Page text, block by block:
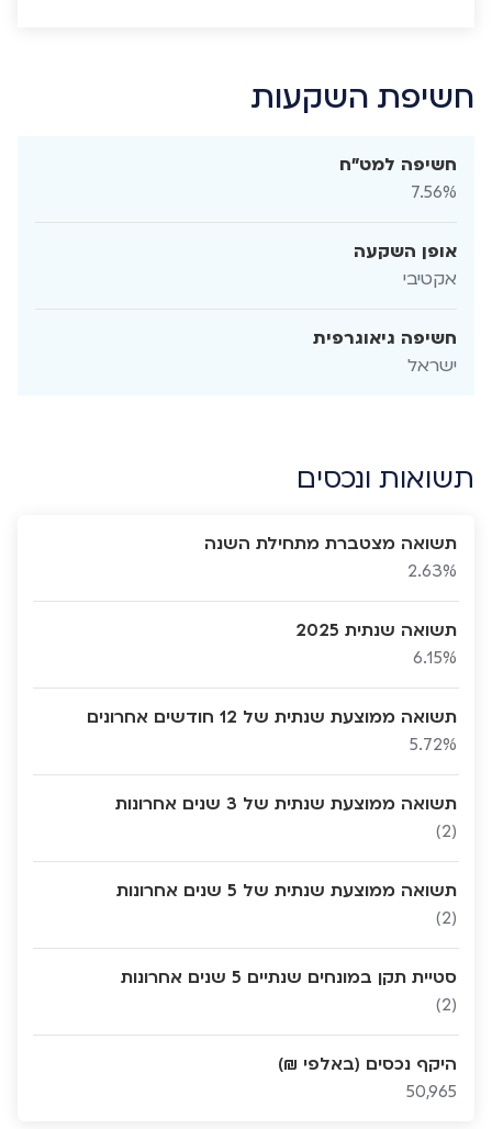
חשיפת השקעות
חשיפה למט"ח
7.56%
אופן השקעה
אקטיבי
חשיפה גיאוגרפית
ישראל
תשואות ונכסים
תשואה מצטברת מתחילת השנה
2.63%
תשואה שנתית 2025
6.15%
תשואה ממוצעת שנתית של 12 חודשים אחרונים
5.72%
תשואה ממוצעת שנתית של 3 שנים אחרונות
(2)
תשואה ממוצעת שנתית של 5 שנים אחרונות
(2)
סטיית תקן במונחים שנתיים 5 שנים אחרונות
(2)
היקף נכסים (באלפי ₪)
50,965